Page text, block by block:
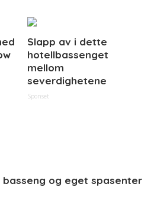
Slapp av i dette
hotellbassenget
mellom
severdighetene
Sponset
basseng og eget spasenter